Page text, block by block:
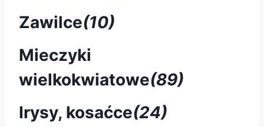
Zawilce(10)
Mieczyki
wielkokwiatowe(89)
Irysy, kosaćce(24)